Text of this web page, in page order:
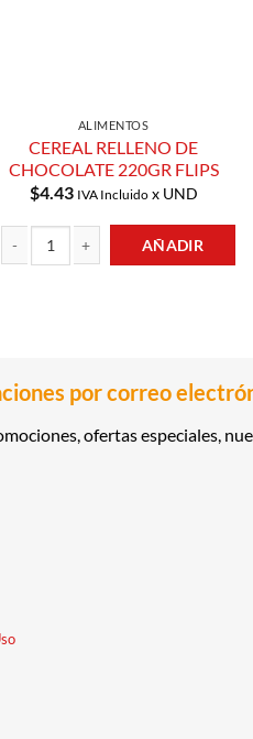
ALIMENTOS
CEREAL RELLENO DE
CHOCOLATE 220GR FLIPS
$4.43 IVA Incluidox UND
AÑADIR
por correo
ofertas especiales,